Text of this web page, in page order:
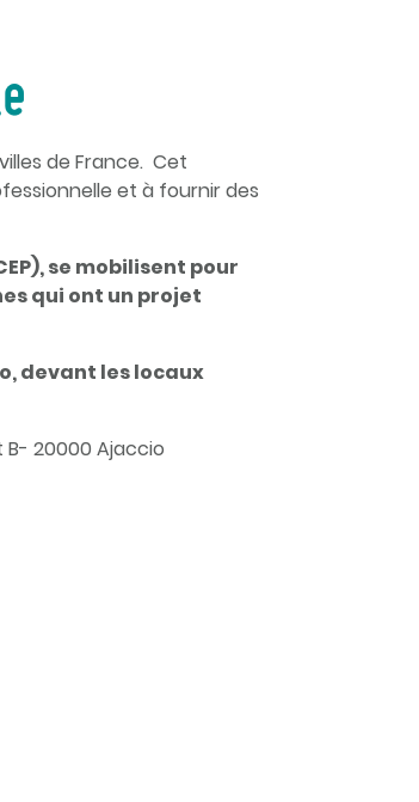
de France. Cet
et à fournir des
se mobilisent pour
qui ont un projet
devant les locaux
B- 20000 Ajaccio